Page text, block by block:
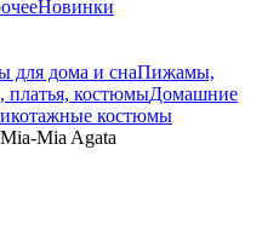
Новинки
для дома и снаПижамы,
платья, костюмыДомашние
костюмы
Mia Agata